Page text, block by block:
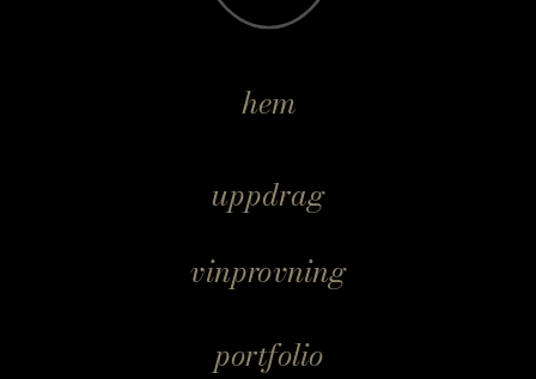
portfolio
vinprovning
uppdrag
hem